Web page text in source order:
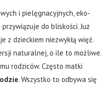
i pielęgnacyjnych, eko-
do bliskości. Już
z dzieckiem niezwykłą więź.
naturalnej, o ile to możliwe.
rodziców. Często matki
. Wszystko to odbywa się